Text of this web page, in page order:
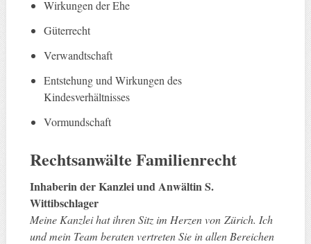
Wirkungen der Ehe
Güterrecht
Verwandtschaft
Entstehung und Wirkungen des
Kindesverhältnisses
Vormundschaft
Rechtsanwälte Familienrecht
Inhaberin der Kanzlei und Anwältin S.
Wittibschlager
Meine Kanzlei hat ihren Sitz im Herzen von Zürich. Ich
und mein Team beraten vertreten Sie in allen Bereichen